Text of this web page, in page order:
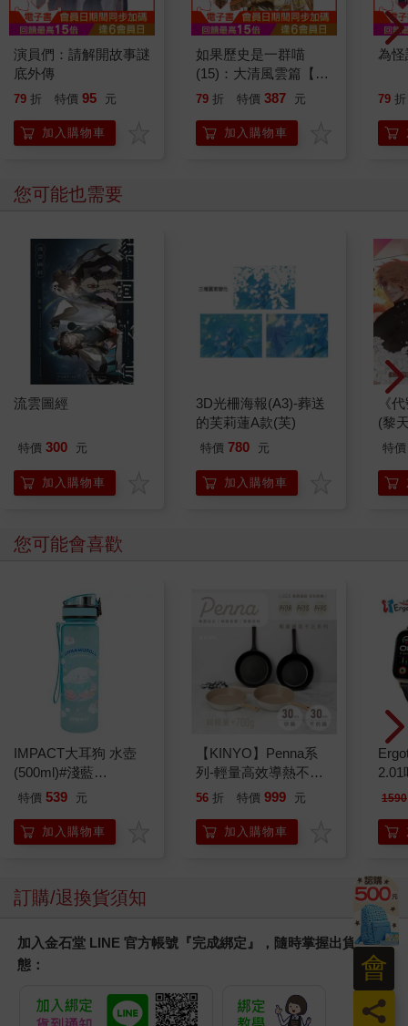
演員們：請解開故事謎
底外傳
79 折 特價 95 元
加入購物車
如果歷史是一群喵
(15)：大清風雲篇【萌
貓漫畫學歷史】
79 折 特價 387 元
加入購物車
為
79 折
您可能也需要
流雲圖經
特價 300 元
加入購物車
3D光柵海報(A3)-葬送
的芙莉蓮A款(芙)
特價 780 元
加入購物車
《
(黎
特價
您可能會喜歡
IMPACT大耳狗 水壺
(500ml)#淺藍
IMCMB01LB
特價 539 元
加入購物車
【KINYO】Penna系
列-輕量高效導熱不沾
平煎鍋30cm
56 折 特價 999 元
加入購物車
2.01
1590
訂購/退換貨須知
加入金石堂 LINE 官方帳號『完成綁定』，隨時掌握出貨動
態：
員
會